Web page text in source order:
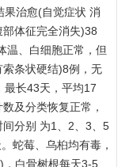
果治愈(自觉症状 消
体征完全消失)38
温、白细胞正常，但
条状硬结)8例，无
最长43天，平均17
及分类恢复正常，
分别 为1、2、3、5
蛇莓、乌桕均有毒，
白骨树根每天3-5